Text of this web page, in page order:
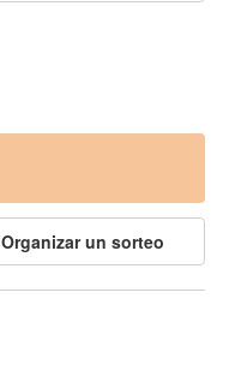
Organizar un sorteo